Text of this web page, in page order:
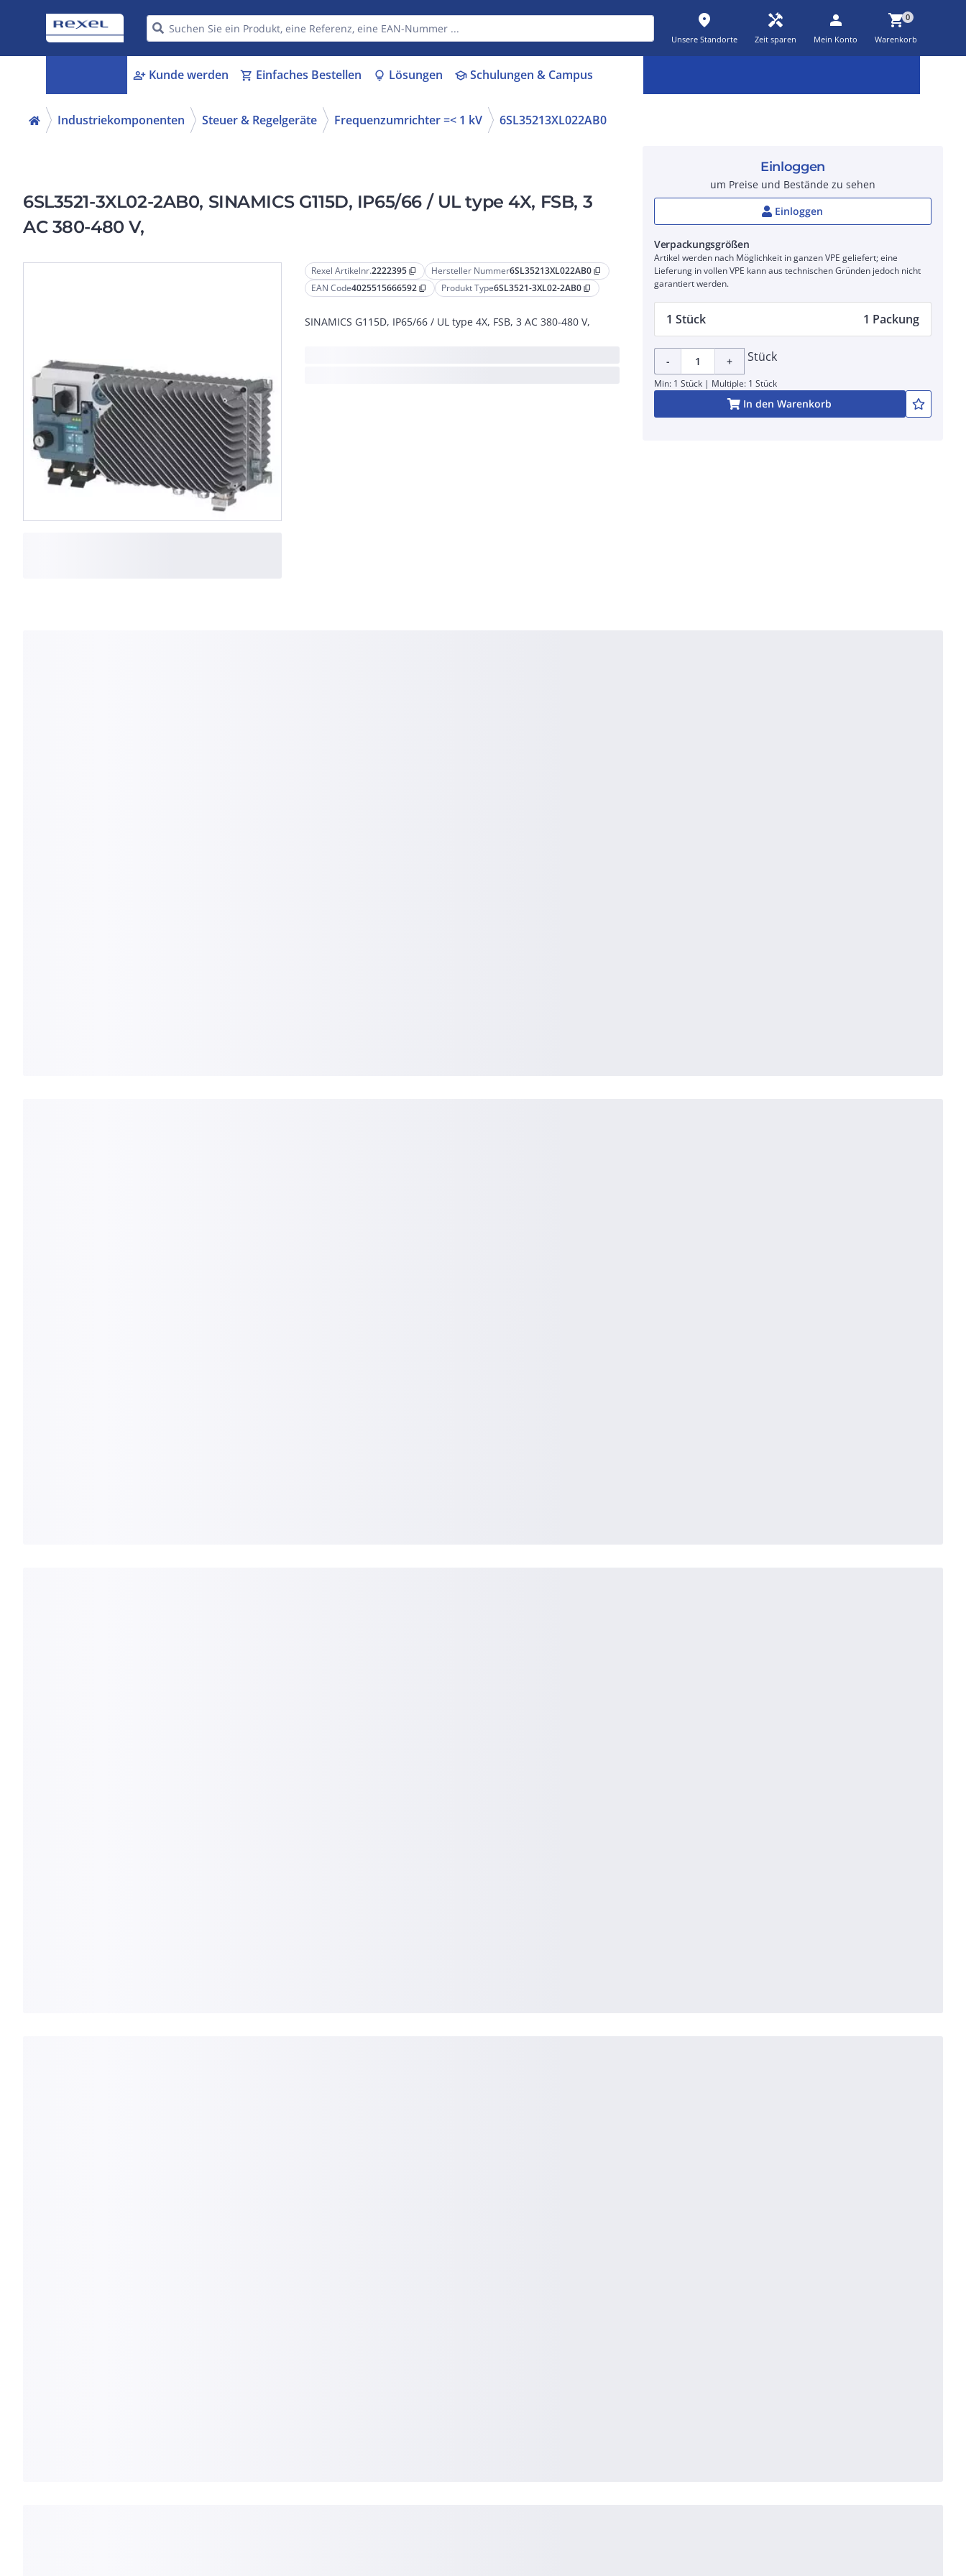
place
Unsere Standorte
handyman
Zeit sparen
person
Mein Konto
shopping_cart0
Warenkorb
person_add Kunde werden shopping_cart Einfaches Bestellen lightbulb Lösungen schoolSchulungen & Campus
Industriekomponenten Steuer & Regelgeräte Frequenzumrichter =< 1 kV 6SL35213XL022AB0
6SL3521-3XL02-2AB0, SINAMICS G115D, IP65/66 / UL type 4X, FSB, 3
AC 380-480 V,
Rexel Artikelnr.2222395 content_copy Hersteller Nummer6SL35213XL022AB0 content_copy
EAN Code4025515666592 content_copy Produkt Type6SL3521-3XL02-2AB0 content_copy
SINAMICS G115D, IP65/66 / UL type 4X, FSB, 3 AC 380-480 V,
Einloggen
um Preise und Bestände zu sehen
Einloggen
Verpackungsgrößen
Artikel werden nach Möglichkeit in ganzen VPE geliefert; eine
Lieferung in vollen VPE kann aus technischen Gründen jedoch nicht
garantiert werden.
1 Stück 1 Packung
- + Stück
Min: 1 Stück | Multiple: 1 Stück
In den Warenkorb